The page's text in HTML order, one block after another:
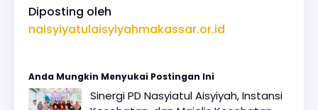
Diposting oleh
naisyiyatulaisyiyahmakassar.or.id
Anda Mungkin Menyukai Postingan Ini
Sinergi PD Nasyiatul Aisyiyah, Instansi